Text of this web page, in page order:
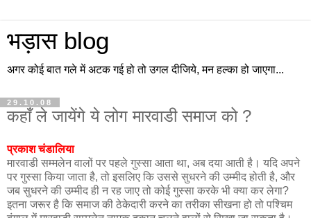
भड़ास blog
अगर कोई बात गले में अटक गई हो तो उगल दीजिये, मन हल्का हो जाएगा...
29.10.08
कहाँ ले जायेंगे ये लोग मारवाडी समाज को ?
प्रकाश चंडालिया
मारवाडी सम्मलेन वालों पर पहले गुस्सा आता था, अब दया आती है। यदि अपने
पर गुस्सा किया जाता है, तो इसलिए कि उससे सुधरने की उम्मीद होती है, और
जब सुधरने की उम्मीद ही न रह जाए तो कोई गुस्सा करके भी क्या कर लेगा?
इतना जरूर है कि समाज की ठेकेदारी करने का तरीका सीखना हो तो पश्चिम